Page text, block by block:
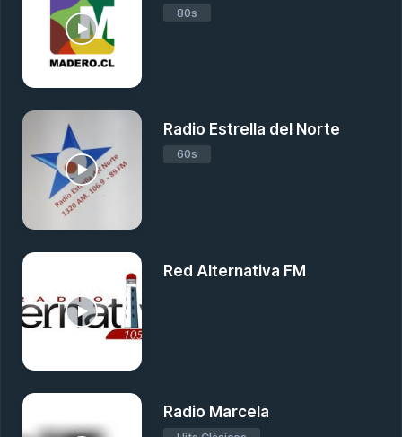
80s
Radio Estrella del Norte
60s
Red Alternativa FM
Radio Marcela